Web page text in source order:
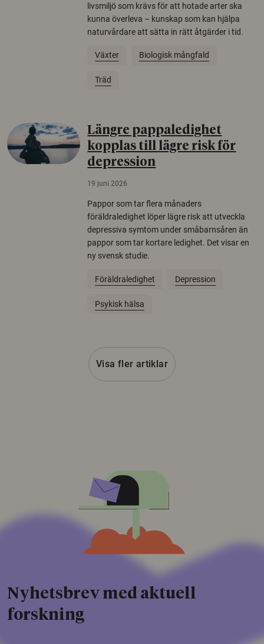
livsmiljö som krävs för att hotade arter ska
kunna överleva – kunskap som kan hjälpa
naturvårdare att sätta in rätt åtgärder i tid.
Växter Biologisk mångfald
Träd
Längre pappaledighet
kopplas till lägre risk för
depression
19 juni 2026
Pappor som tar flera månaders
föräldraledighet löper lägre risk att utveckla
depressiva symtom under småbarnsåren än
pappor som tar kortare ledighet. Det visar en
ny svensk studie.
Föräldraledighet Depression
Psykisk hälsa
Visa fler artiklar
Nyhetsbrev med aktuell
forskning